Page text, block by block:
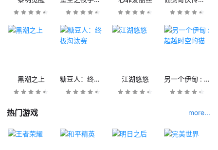
黑潮之上 糖豆人：终极淘汰赛 江湖悠悠 另一个伊甸 : 超越时空的猫
热门游戏 more...